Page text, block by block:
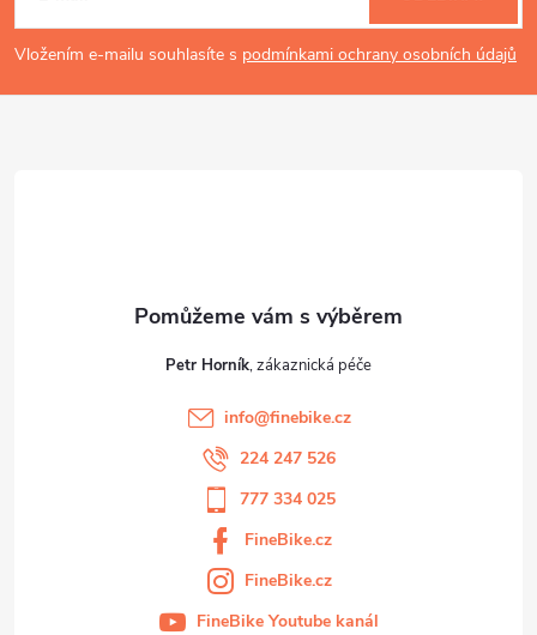
i
s
p
a
Vložením e-mailu souhlasíte s podmínkami ochrany osobních údajů
Petr Horník
info@finebike.cz
224 247 526
777 334 025
FineBike.cz
FineBike.cz
FineBike Youtube kanál